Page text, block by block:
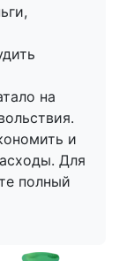
на
и
Для
полный